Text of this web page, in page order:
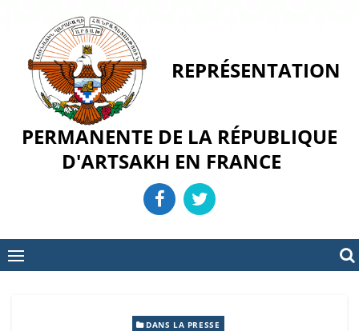
content
REPRÉSENTATION
PERMANENTE DE LA RÉPUBLIQUE
D'ARTSAKH EN FRANCE
DANS LA PRESSE